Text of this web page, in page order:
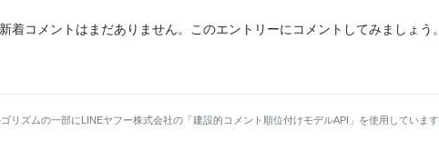
新着コメントはまだありません。 このエントリーにコメントしてみましょう。
リズムの一部にLINEヤフー株式会社の「建設的コメント順位付けモデルAPI」を使用しています